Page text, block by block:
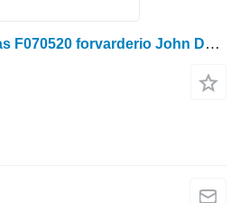
Hidraulinis skirstytuvas F070520 forvarderio John Deere 1710D 1711D